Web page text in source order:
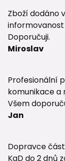
Zboží dodáno
Doporučuji.
Miroslav
Profesionální
komunikace a
Všem
Jan
Dopravce
KaD do 2 dnů